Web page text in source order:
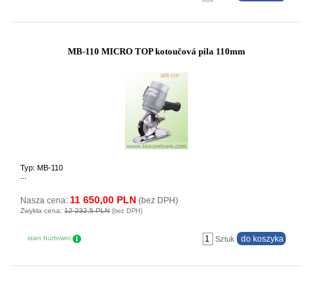
MB-110 MICRO TOP kotoučová pila 110mm
Typ: MB-110
Nasza cena: 11 650,00 PLN (bez DPH)
Zwykła cena: 12 232,5 PLN (bez DPH)
stan hurtowni Sztuk